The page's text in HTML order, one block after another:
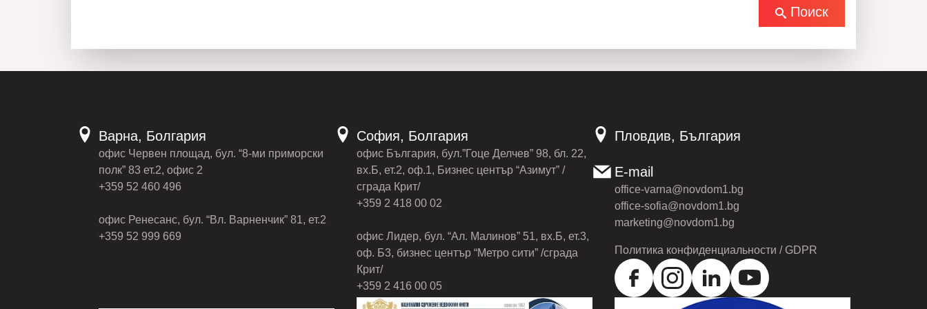
Свяжитесь с нами для получения дополнительной информации
Whatsapp – Круглосуточно: 0895 550 157
Поиск
Варна, Болгария
офис Червен площад, бул. “8-ми приморски
полк” 83 ет.2, офис 2
+359 52 460 496
офис Ренесанс, бул. “Вл. Варненчик” 81, ет.2
+359 52 999 669
София, Болгария
офис България, бул.”Гоце Делчев” 98, бл. 22,
вх.Б, ет.2, оф.1, Бизнес център “Азимут” /
сграда Крит/
+359 2 418 00 02
офис Лидер, бул. “Ал. Малинов” 51, вх.Б, ет.3,
оф. Б3, бизнес център “Метро сити” /сграда
Крит/
+359 2 416 00 05
Пловдив, България
E-mail
office-varna@novdom1.bg
office-sofia@novdom1.bg
marketing@novdom1.bg
Политика конфиденциальности / GDPR